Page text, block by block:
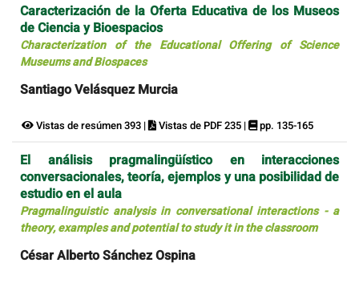
Caracterización de la Oferta Educativa de los Museos
de Ciencia y Bioespacios
Characterization of the Educational Offering of Science
Museums and Biospaces
Santiago Velásquez Murcia
Vistas de resúmen 393 | Vistas de PDF 235 | pp. 135-165
El análisis pragmalingüístico en interacciones
conversacionales, teoría, ejemplos y una posibilidad de
estudio en el aula
Pragmalinguistic analysis in conversational interactions - a
theory, examples and potential to study it in the classroom
César Alberto Sánchez Ospina